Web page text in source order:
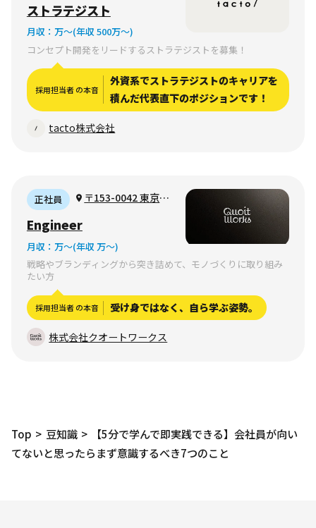
MEGUROHAUS
601（リモートワーク
可）
ストラテジスト
月収： 万〜(年収 500万〜)
コンセプト開発をリードするストラテジストを募集！
採用担当者 の本音
外資系でストラテジストのキャリアを
積んだ代表直下のポジションです！
tacto株式会社
正社員
〒153-0042 東京都
Engineer
月収： 万〜(年収 万〜)
戦略やブランディングから突き詰めて、モノづくりに取り組み
たい方
採用担当者 の本音 受け身ではなく、自ら学ぶ姿勢。
株式会社クオートワークス
Top 豆知識
【5分で学んで即実践できる】会社員が向い
てないと思ったらまず意識するべき7つのこと